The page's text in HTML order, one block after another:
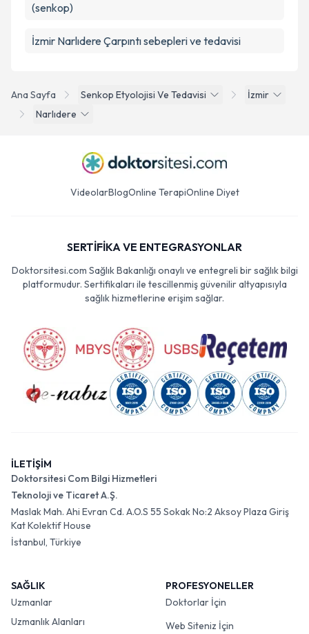
Ana Sayfa Senkop Etyolojisi Ve Tedavisi
İzmir
Narlıdere
(senkop)
İzmir Narlıdere Çarpıntı sebepleri ve tedavisi
VideolarBlogOnline TerapiOnline Diyet
SERTİFİKA VE ENTEGRASYONLAR
Doktorsitesi.com Sağlık Bakanlığı onaylı ve entegreli bir sağlık bilgi
platformudur. Sertifikaları ile tescillenmiş güvenilir altyapısıyla
sağlık hizmetlerine erişim sağlar.
İLETİŞİM
Doktorsitesi Com Bilgi Hizmetleri
Teknoloji ve Ticaret A.Ş.
Maslak Mah. Ahi Evran Cd. A.O.S 55 Sokak No:2 Aksoy Plaza Giriş
Kat Kolektif House
İstanbul, Türkiye
SAĞLIK
Uzmanlar
Uzmanlık Alanları
PROFESYONELLER
Doktorlar İçin
Web Siteniz İçin